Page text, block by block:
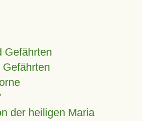
Gefährten
der heiligen Maria